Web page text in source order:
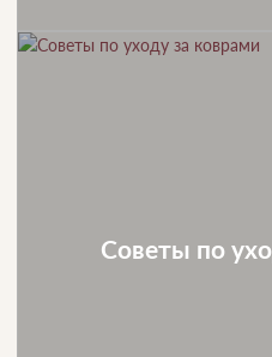
Советы по